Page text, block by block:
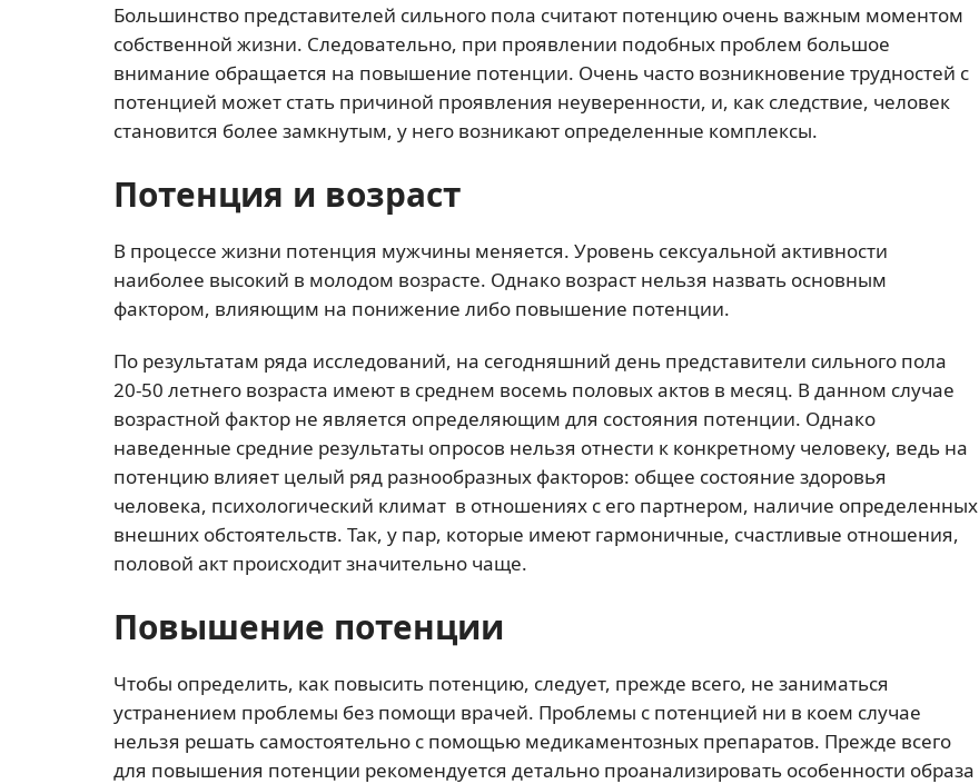
Большинство представителей сильного пола считают потенцию очень важным моментом
собственной жизни. Следовательно, при проявлении подобных проблем большое
внимание обращается на повышение потенции. Очень часто возникновение трудностей с
потенцией может стать причиной проявления неуверенности, и, как следствие, человек
становится более замкнутым, у него возникают определенные комплексы.
Потенция и возраст
В процессе жизни потенция мужчины меняется. Уровень сексуальной активности
наиболее высокий в молодом возрасте. Однако возраст нельзя назвать основным
фактором, влияющим на понижение либо повышение потенции.
По результатам ряда исследований, на сегодняшний день представители сильного пола
20-50 летнего возраста имеют в среднем восемь половых актов в месяц. В данном случае
возрастной фактор не является определяющим для состояния потенции. Однако
наведенные средние результаты опросов нельзя отнести к конкретному человеку, ведь на
потенцию влияет целый ряд разнообразных факторов: общее состояние здоровья
человека, психологический климат в отношениях с его партнером, наличие определенных
внешних обстоятельств. Так, у пар, которые имеют гармоничные, счастливые отношения,
половой акт происходит значительно чаще.
Повышение потенции
Чтобы определить, как повысить потенцию, следует, прежде всего, не заниматься
устранением проблемы без помощи врачей. Проблемы с потенцией ни в коем случае
нельзя решать самостоятельно с помощью медикаментозных препаратов. Прежде всего
для повышения потенции рекомендуется детально проанализировать особенности образа